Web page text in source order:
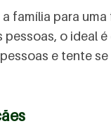
família para
o ideal
e tente